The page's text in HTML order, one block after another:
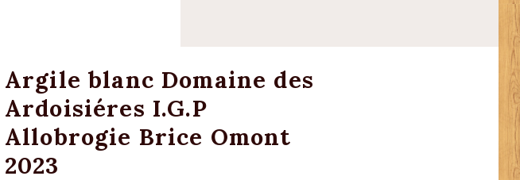
Argile blanc Domaine des
Ardoisiéres I.G.P
Allobrogie Brice Omont
2023